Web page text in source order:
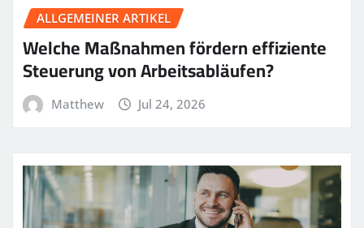
ALLGEMEINER ARTIKEL
Welche Maßnahmen fördern effiziente
Steuerung von Arbeitsabläufen?
Matthew Jul 24, 2026